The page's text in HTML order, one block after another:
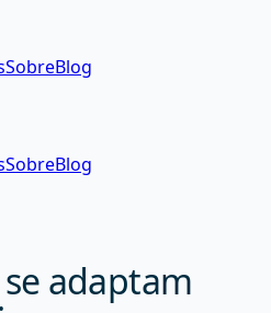
SobreBlog
SobreBlog
adaptam